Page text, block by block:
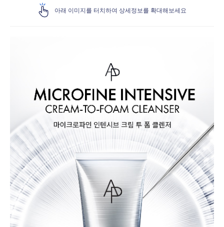
아래 이미지를 터치하여 상세정보를 확대해보세요